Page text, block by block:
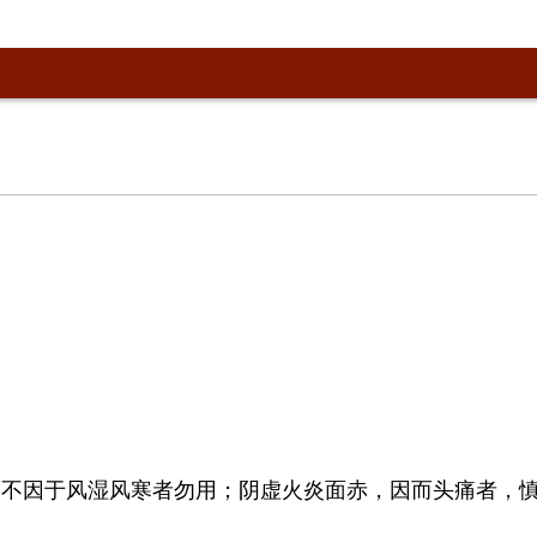
于风湿风寒者勿用；阴虚火炎面赤，因而头痛者，慎